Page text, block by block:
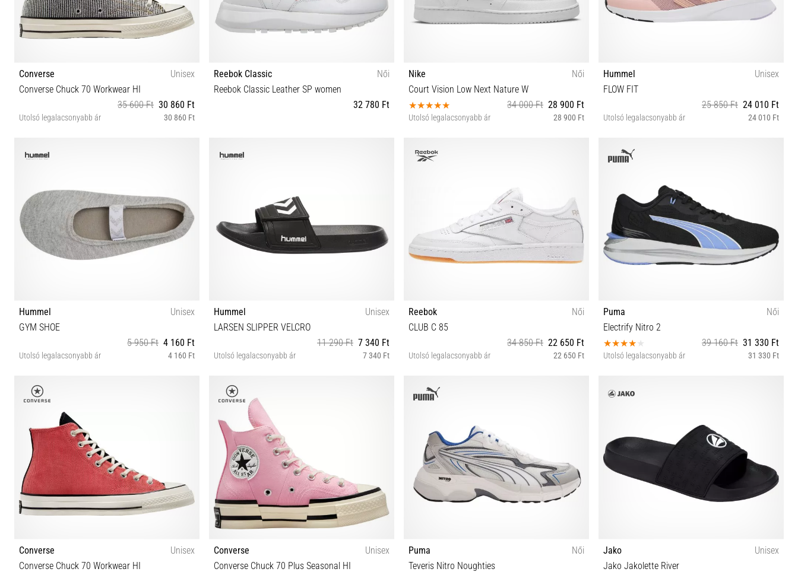
Converse
Unisex
Converse Chuck 70 Workwear HI
35 600 Ft 30 860 Ft
Utolsó legalacsonyabb ár 30 860 Ft
Reebok Classic
Női
Reebok Classic Leather SP women
32 780 Ft
Nike
Női
Court Vision Low Next Nature W
34 000 Ft 28 900 Ft
Utolsó legalacsonyabb ár 28 900 Ft
Hummel
Unisex
FLOW FIT
25 850 Ft 24 010 Ft
Utolsó legalacsonyabb ár 24 010 Ft
Hummel
Unisex
GYM SHOE
5 950 Ft 4 160 Ft
Utolsó legalacsonyabb ár 4 160 Ft
Hummel
Unisex
LARSEN SLIPPER VELCRO
11 290 Ft 7 340 Ft
Utolsó legalacsonyabb ár 7 340 Ft
Reebok
Női
CLUB C 85
34 850 Ft 22 650 Ft
Utolsó legalacsonyabb ár 22 650 Ft
Puma
Női
Electrify Nitro 2
39 160 Ft 31 330 Ft
Utolsó legalacsonyabb ár 31 330 Ft
Converse
Unisex
Converse Chuck 70 Workwear HI
Converse
Unisex
Converse Chuck 70 Plus Seasonal HI
Puma
Női
Teveris Nitro Noughties
Jako
Unisex
Jako Jakolette River